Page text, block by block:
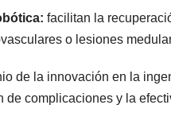
facilitan la
o lesiones⁢
de la innovación en la‍
complicaciones ⁢y la⁤